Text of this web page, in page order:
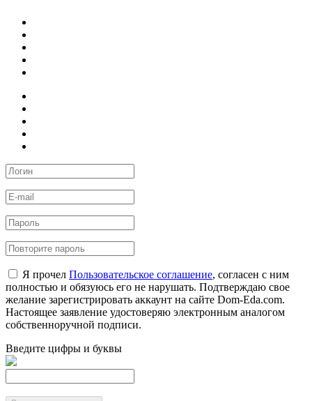
Я прочел Пользовательское соглашение, согласен с ним
полностью и обязуюсь его не нарушать. Подтверждаю свое
желание зарегистрировать аккаунт на сайте Dom-Eda.com.
Настоящее заявление удостоверяю электронным аналогом
собственноручной подписи.
Введите цифры и буквы